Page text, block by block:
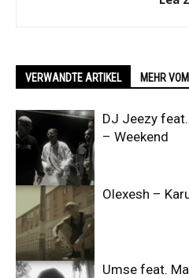
VERWANDTE ARTIKEL MEHR
DJ Jeezy
– Weekend
Olexesh –
Umse feat.